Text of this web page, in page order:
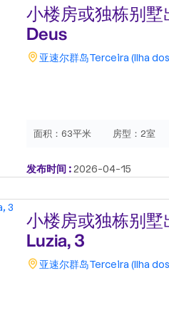
小楼房或独栋别
Deus
亚速尔群岛Terceira (Ilha
面积：63平米 房型：2室
发布时间 :2026-04-15
小楼房或独栋别
Luzia, 3
亚速尔群岛Terceira (Ilha